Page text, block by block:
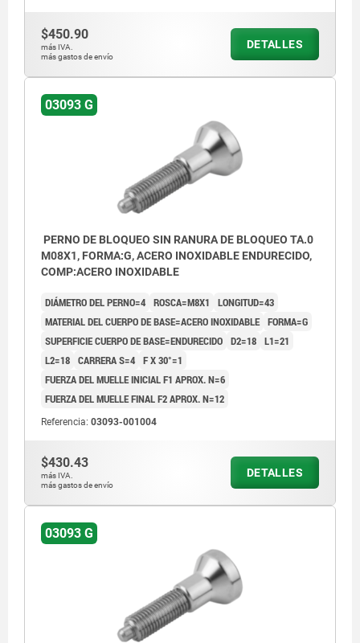
$450.90
más IVA.
más gastos de envío
DETALLES
03093 G
PERNO DE BLOQUEO SIN RANURA DE BLOQUEO TA.0
M08X1, FORMA:G, ACERO INOXIDABLE ENDURECIDO,
COMP:ACERO INOXIDABLE
DIÁMETRO DEL PERNO=4 ROSCA=M8X1
LONGITUD=43
MATERIAL DEL CUERPO DE BASE=ACERO INOXIDABLE FORMA=G
SUPERFICIE CUERPO DE BASE=ENDURECIDO D2=18 L1=21
L2=18 CARRERA S=4 F X 30°=1
FUERZA DEL MUELLE INICIAL F1 APROX. N=6
FUERZA DEL MUELLE FINAL F2 APROX. N=12
Referencia: 03093-001004
$430.43
más IVA.
más gastos de envío
DETALLES
03093 G